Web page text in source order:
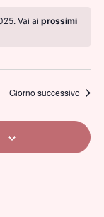
viste
Vai ai prossimi
Giorno successivo